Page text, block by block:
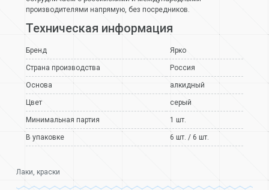
производителями напрямую, без посредников.
Техническая информация
Бренд Ярко
Страна производства Россия
Основа алкидный
Цвет серый
Минимальная партия 1 шт.
В упаковке 6 шт. / 6 шт.
Лаки, краски